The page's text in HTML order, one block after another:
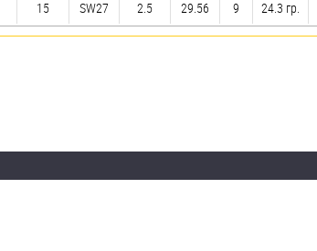
15 SW27 2.5 29.56 9 24.3 гр.